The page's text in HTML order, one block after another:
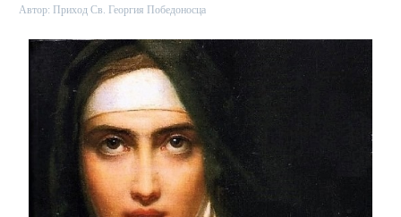
Автор: Приход Св. Георгия Победоносца